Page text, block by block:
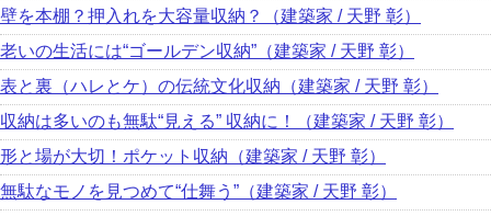
壁を本棚？押入れを大容量収納？（建築家 / 天野 彰）
老いの生活には“ゴールデン収納”（建築家 / 天野 彰）
表と裏（ハレとケ）の伝統文化収納（建築家 / 天野 彰）
収納は多いのも無駄“見える” 収納に！（建築家 / 天野 彰）
形と場が大切！ポケット収納（建築家 / 天野 彰）
無駄なモノを見つめて“仕舞う”（建築家 / 天野 彰）